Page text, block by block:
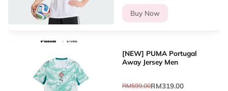
Buy Now
[NEW] PUMA Portugal
Away Jersey Men
RM599.00RM319.00